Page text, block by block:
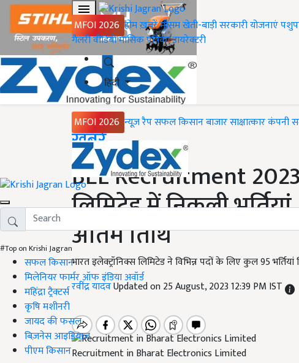
MFOI 2026 होमख़बरेंमौसमखेती-बाड़ीसरकारी योजनाएं
गैलरीवीडियोमासिक पत्रिकाडायरेक्टरी
हिंदी
MFOI 2026 न्यूज़ रैपसफल किसानबाजारसाक्षात्कारकंपनी
#Top on Krishi Jagran
सफल किसान
मिलेनियर फार्मर ऑफ इंडिया अवॉर्ड
महिंद्रा ट्रैक्टर्स
कृषि मशीनरी
जायद की फसल
बिज़नेस आइडियाज
पीएम किसान
Home
ख़बरें
BEL Recruitment
लिमिटेड में निकली
अंतिम तिथि
भारत इलेक्ट्रॉनिक्स लिमिटेड ने विभिन्न पदों के लिए कुल 95
रवींद्र यादवUpdated on 25 August, 2023 12:39 PM IST
Recruitment in Bharat Electronics Limited